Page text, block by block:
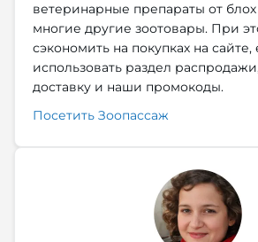
ветеринарные препараты от
многие другие зоотовары. При
сэкономить на покупках на сайте,
использовать раздел
доставку и наши промокоды.
Посетить Зоопассаж